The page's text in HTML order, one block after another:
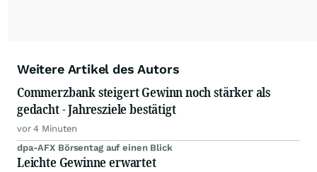
Weitere Artikel des Autors
Commerzbank steigert Gewinn noch stärker als
gedacht - Jahresziele bestätigt
vor 4 Minuten
dpa-AFX Börsentag auf einen Blick
Leichte Gewinne erwartet